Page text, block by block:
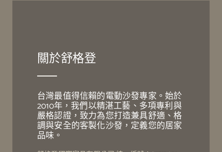
關於舒格登
台灣最值得信賴的電動沙發專家。始於
2010年，我們以精湛工藝、多項專利與
嚴格認證，致力為您打造兼具舒適、格
調與安全的客製化沙發，定義您的居家
品味。